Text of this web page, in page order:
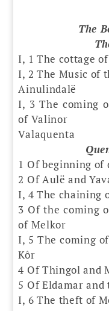
The
I, 1 The cottage
I, 2 The Music of
Ainulindalë
I, 3 The coming
of Valinor
Valaquenta
1 Of beginning of
2 Of Aulë and
I, 4 The chaining
3 Of the coming
of Melkor
I, 5 The coming
Kôr
4 Of Thingol and
5 Of Eldamar
I, 6 The theft of